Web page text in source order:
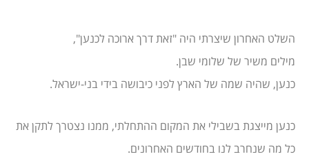
השלט האחרון שיצרתי היה "זאת דרך ארוכה לכנען",
מילים משיר של שלומי שבן.
כנען, שהיה שמה של הארץ לפני כיבושה בידי בני-ישראל.
כנען מייצגת בשבילי את המקום ההתחלתי, ממנו נצטרך לתקן את
כל מה שנחרב לנו בחודשים האחרונים.